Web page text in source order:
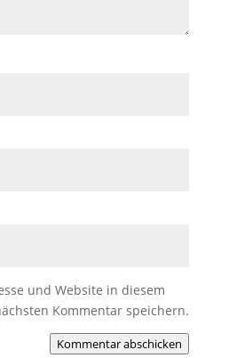
und Website in diesem
Kommentar speichern.
Kommentar abschicken